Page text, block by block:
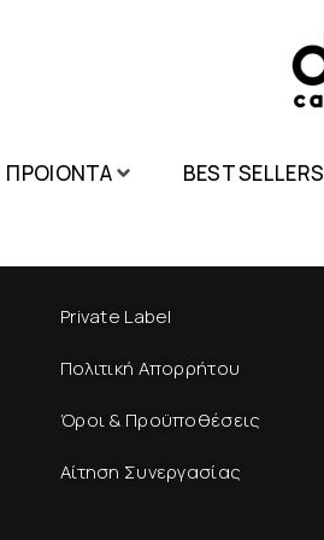
ΠΡΟΙΟΝΤΑ BEST SELLERS
Private Label
Πολιτική Απορρήτου
Όροι & Προϋποθέσεις
Αίτηση Συνεργασίας